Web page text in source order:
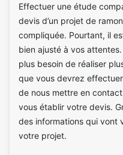
Effectuer une étude
devis d’un projet de
compliquée. Pourtant, il
bien ajusté à vos
plus besoin de réaliser
que vous devrez
de nous mettre en
vous établir votre devis.
des informations qui vont
votre projet.